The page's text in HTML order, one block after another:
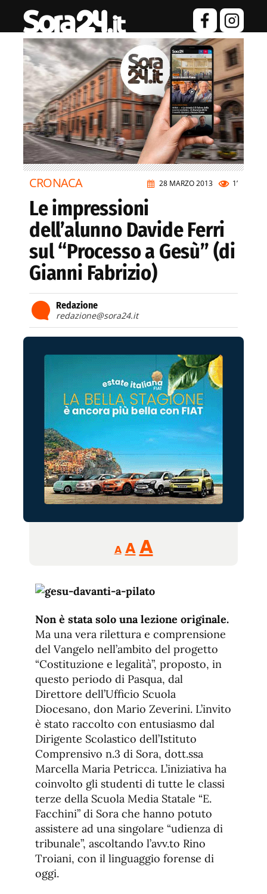
28 MARZO 2013 1’
CRONACA
Le impressioni
dell’alunno Davide Ferri
sul “Processo a Gesù” (di
Gianni Fabrizio)
Redazione
redazione@sora24.it
A
Reducir
tamaño
A Restablecer
de
AAumentar
de
fuente.
Non è stata solo una lezione originale.
Ma una vera rilettura e comprensione
del Vangelo nell’ambito del progetto
“Costituzione e legalità”, proposto, in
questo periodo di Pasqua, dal
Direttore dell’Ufficio Scuola
Diocesano, don Mario Zeverini. L’invito
è stato raccolto con entusiasmo dal
Dirigente Scolastico dell’Istituto
Comprensivo n.3 di Sora, dott.ssa
Marcella Maria Petricca. L’iniziativa ha
coinvolto gli studenti di tutte le classi
terze della Scuola Media Statale “E.
Facchini” di Sora che hanno potuto
assistere ad una singolare “udienza di
tribunale”, ascoltando l’avv.to Rino
Troiani, con il linguaggio forense di
oggi.